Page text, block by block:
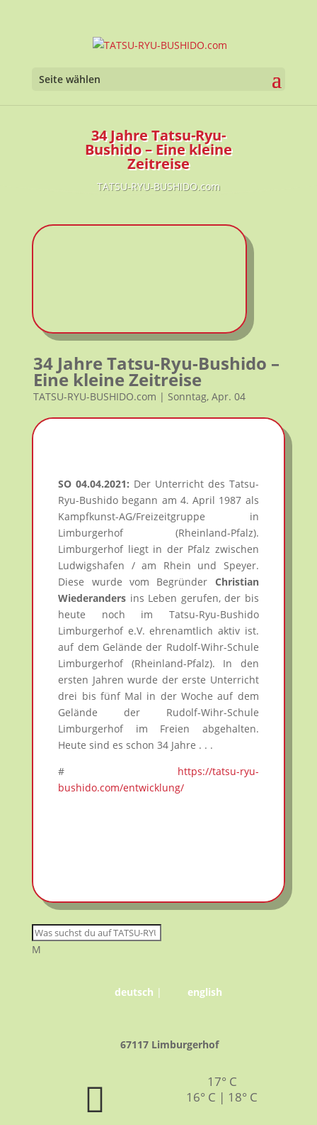
Seite wählen
34 Jahre Tatsu-Ryu-
Bushido – Eine kleine
Zeitreise
TATSU-RYU-BUSHIDO.com
34 Jahre Tatsu-Ryu-Bushido –
Eine kleine Zeitreise
TATSU-RYU-BUSHIDO.com | Sonntag, Apr. 04
SO 04.04.2021: Der Unterricht des Tatsu-
Ryu-Bushido begann am 4. April 1987 als
Kampfkunst-AG/Freizeitgruppe in
Limburgerhof (Rheinland-Pfalz).
Limburgerhof liegt in der Pfalz zwischen
Ludwigshafen / am Rhein und Speyer.
Diese wurde vom Begründer Christian
Wiederanders ins Leben gerufen, der bis
heute noch im Tatsu-Ryu-Bushido
Limburgerhof e.V. ehrenamtlich aktiv ist.
auf dem Gelände der Rudolf-Wihr-Schule
Limburgerhof (Rheinland-Pfalz). In den
ersten Jahren wurde der erste Unterricht
drei bis fünf Mal in der Woche auf dem
Gelände der Rudolf-Wihr-Schule
Limburgerhof im Freien abgehalten.
Heute sind es schon 34 Jahre . . .
# https://tatsu-ryu-
bushido.com/entwicklung/
M
deutsch | english
67117 Limburgerhof
17° C
16° C | 18° C